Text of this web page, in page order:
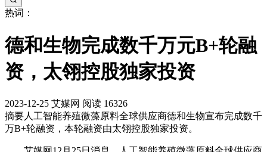
热词：
德和生物完成数千万元B+轮融
资，太翎控股独家投资
2023-12-25 艾媒网 阅读 16326
摘要人工智能养殖微藻原料全球供应商德和生物宣布完成数千
万B+轮融资，本轮融资由太翎控股独家投资。